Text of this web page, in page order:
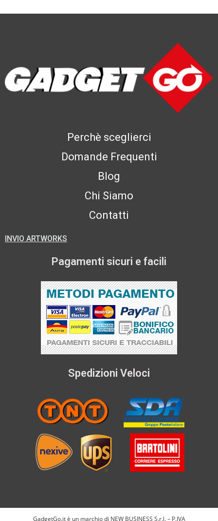
Perchè sceglierci
Domande Frequenti
Blog
Chi Siamo
Contatti
INVIO ARTWORKS
Pagamenti sicuri e facili
Spedizioni Veloci
GadgetGo.it è un marchio di NEW BUSINESS S.r.l. – P.IVA